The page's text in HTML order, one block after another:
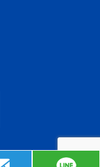
Reserved.